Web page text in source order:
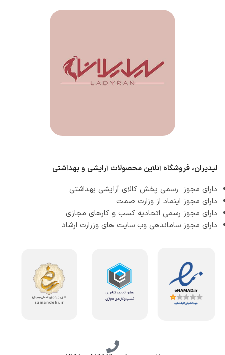
لیدیران، فروشگاه آنلاین محصولات آرایشی و بهداشتی
دارای مجوز رسمی پخش کالای آرایشی بهداشتی
دارای مجوز اینماد از وزارت صمت
دارای مجوز رسمی اتحادیه کسب و کارهای مجازی
دارای مجوز ساماندهی وب سایت های وزرارت ارشاد